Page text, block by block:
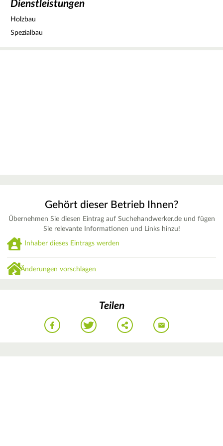
Dienstleistungen
Holzbau
Spezialbau
Gehört dieser Betrieb Ihnen?
Übernehmen Sie diesen Eintrag auf Suchehandwerker.de und fügen
Sie relevante Informationen und Links hinzu!
Inhaber dieses Eintrags werden
Änderungen vorschlagen
Teilen